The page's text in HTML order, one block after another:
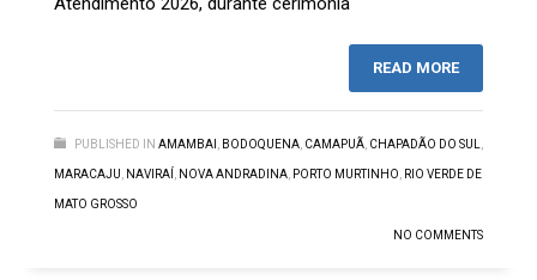
READ MORE
PUBLISHED IN AMAMBAI BODOQUENA CAMAPUÃ CHAPADÃO DO SUL
MARACAJU NAVIRAÍ NOVA ANDRADINA PORTO MURTINHO RIO VERDE DE
MATO GROSSO
NO COMMENTS